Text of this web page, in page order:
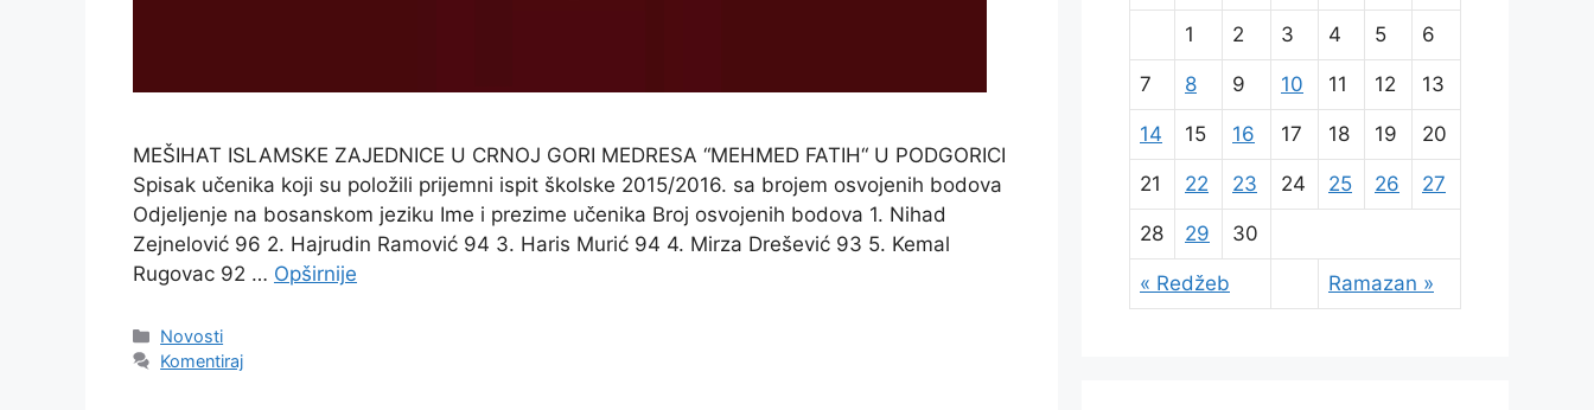
MEŠIHAT ISLAMSKE ZAJEDNICE U CRNOJ GORI MEDRESA “MEHMED FATIH“ U PODGORICI
Spisak učenika koji su položili prijemni ispit školske 2015/2016. sa brojem osvojenih bodova
Odjeljenje na bosanskom jeziku Ime i prezime učenika Broj osvojenih bodova 1. Nihad
Zejnelović 96 2. Hajrudin Ramović 94 3. Haris Murić 94 4. Mirza Drešević 93 5. Kemal
Rugovac 92 … Opširnije
Kategorije
Novosti
Komentiraj
« Redžeb Ramazan »
1 2 3 4 5 6
7 8 9 10 11 12 13
14 15 16 17 18 19 20
21 22 23 24 25 26 27
28 29 30